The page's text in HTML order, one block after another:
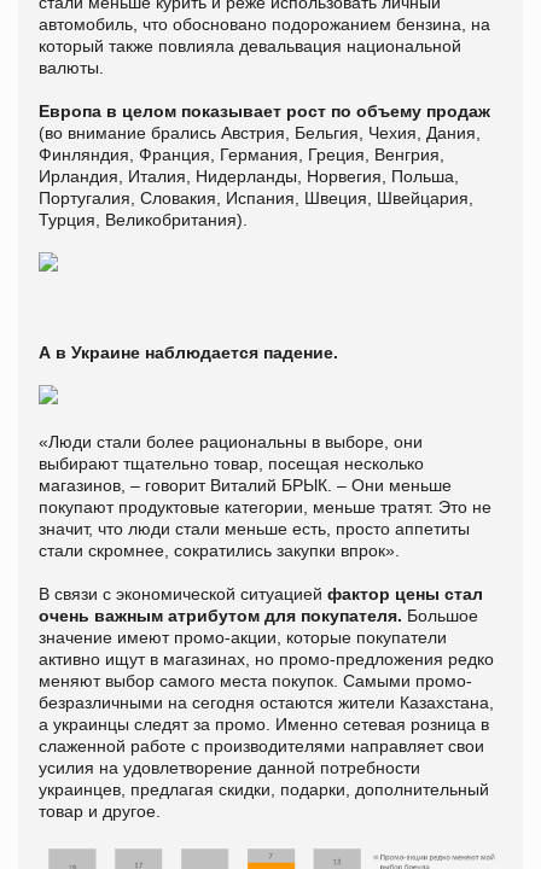
автомобиль, что обосновано подорожанием бензина, на
который также повлияла девальвация национальной
валюты.
Европа в целом показывает рост по объему продаж
(во внимание брались Австрия, Бельгия, Чехия, Дания,
Финляндия, Франция, Германия, Греция, Венгрия,
Ирландия, Италия, Нидерланды, Норвегия, Польша,
Португалия, Словакия, Испания, Швеция, Швейцария,
Турция, Великобритания).
А в Украине наблюдается падение.
«Люди стали более рациональны в выборе, они
выбирают тщательно товар, посещая несколько
магазинов, – говорит Виталий БРЫК. – Они меньше
покупают продуктовые категории, меньше тратят. Это не
значит, что люди стали меньше есть, просто аппетиты
стали скромнее, сократились закупки впрок».
В связи с экономической ситуацией фактор цены стал
очень важным атрибутом для покупателя. Большое
значение имеют промо-акции, которые покупатели
активно ищут в магазинах, но промо-предложения редко
меняют выбор самого места покупок. Самыми промо-
безразличными на сегодня остаются жители Казахстана,
а украинцы следят за промо. Именно сетевая розница в
слаженной работе с производителями направляет свои
усилия на удовлетворение данной потребности
украинцев, предлагая скидки, подарки, дополнительный
товар и другое.